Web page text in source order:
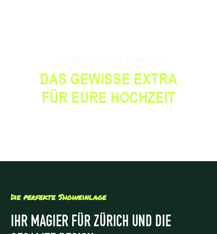
DAS GEWISSE EXTRA
FÜR EURE HOCHZEIT
Die perfekte Showeinlage
IHR MAGIER FÜR ZÜRICH UND DIE